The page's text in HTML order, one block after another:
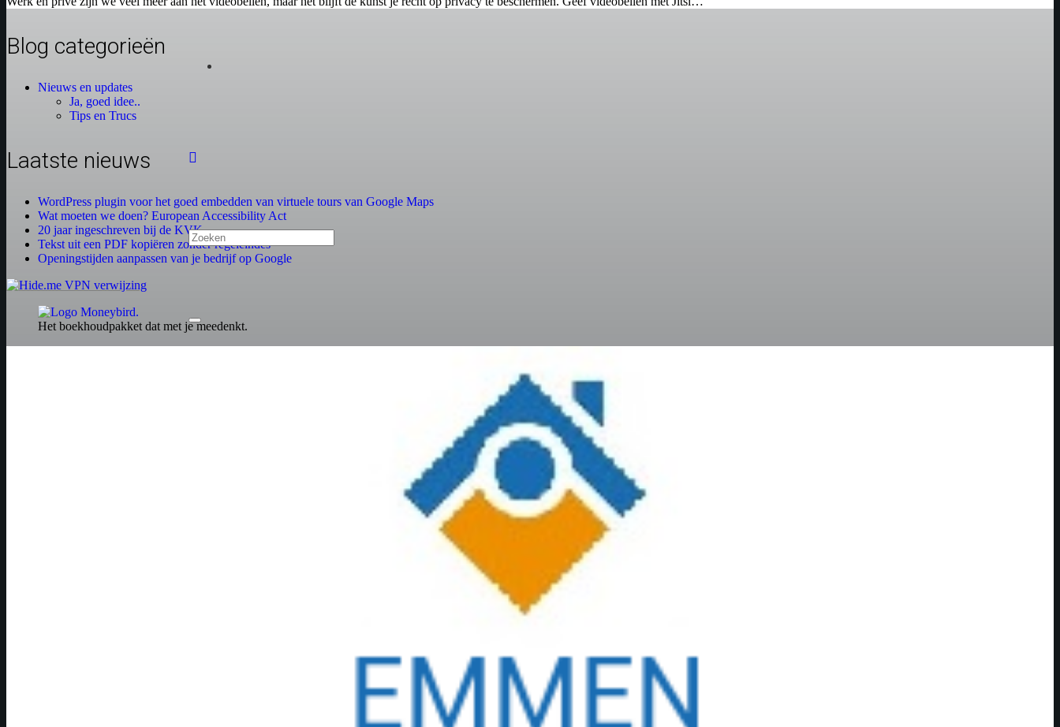
Blog categorieën
Nieuws en updates
Ja, goed idee..
Tips en Trucs
Laatste nieuws
WordPress plugin voor het goed embedden van virtuele tours van Google Maps
Wat moeten we doen? European Accessibility Act
20 jaar ingeschreven bij de KVK
Tekst uit een PDF kopiëren zonder regeleindes
Openingstijden aanpassen van je bedrijf op Google
Het boekhoudpakket dat met je meedenkt.